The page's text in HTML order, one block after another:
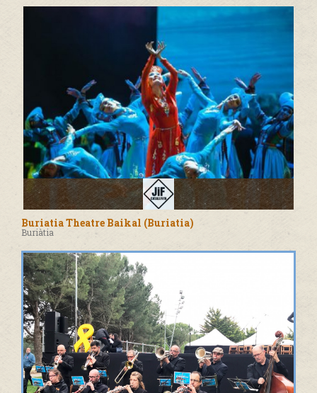
Buriatia Theatre Baikal (Buriatia)
Buriàtia